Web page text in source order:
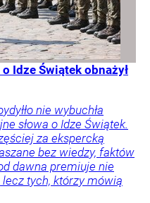
Idze Świątek obnażył
nie wybuchła
słowa o Idze Świątek.
za ekspercką
bez wiedzy, faktów
dawna premiuje nie
tych, którzy mówią